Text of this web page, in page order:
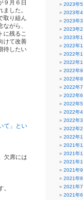
９月６日
ました。
取り組ん
がら、
に残るこ
けて改善
待したい
て」とい
欠席には
2023年5
2023年4
2023年3
2023年2
2023年1
2022年
2022年
2022年
2022年9
2022年8
2022年7
2022年6
2022年5
2022年4
2022年3
2022年2
2022年1
2021年
2021年
2021年
2021年9
2021年8
2021年7
2021年6